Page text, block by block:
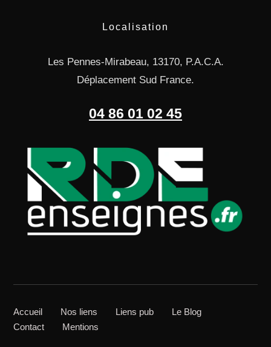
Localisation
Les Pennes-Mirabeau, 13170, P.A.C.A.
Déplacement Sud France.
04 86 01 02 45
Accueil Nos liens Liens pub
Le Blog
Contact
Mentions